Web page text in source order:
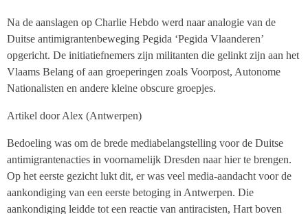
Na de aanslagen op Charlie Hebdo werd naar analogie van de
Duitse antimigrantenbeweging Pegida ‘Pegida Vlaanderen’
opgericht. De initiatiefnemers zijn militanten die gelinkt zijn aan het
Vlaams Belang of aan groeperingen zoals Voorpost, Autonome
Nationalisten en andere kleine obscure groepjes.
Artikel door Alex (Antwerpen)
Bedoeling was om de brede mediabelangstelling voor de Duitse
antimigrantenacties in voornamelijk Dresden naar hier te brengen.
Op het eerste gezicht lukt dit, er was veel media-aandacht voor de
aankondiging van een eerste betoging in Antwerpen. Die
aankondiging leidde tot een reactie van antiracisten, Hart boven